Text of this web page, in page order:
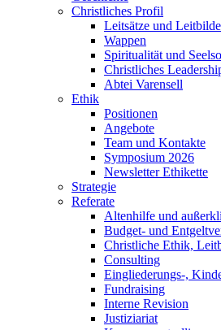
Christliches Profil
Leitsätze und
Wappen
Spiritualität und
Christliches
Abtei Varensell
Ethik
Positionen
Angebote
Team und Kontakte
Symposium 2026
Newsletter Ethikette
Strategie
Referate
Altenhilfe und
Budget- und
Christliche Ethik,
Consulting
Eingliederungs-,
Fundraising
Interne Revision
Justiziariat